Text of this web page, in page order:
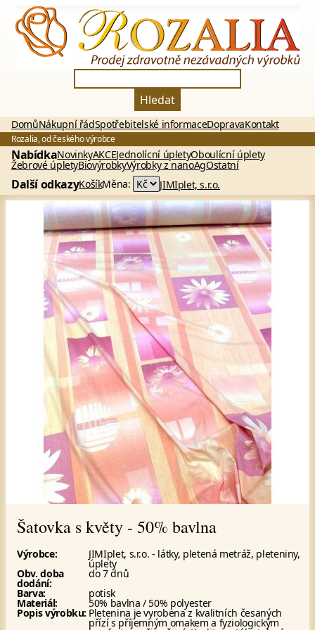
Hledat
DomůNákupní řádSpotřebitelské informaceDopravaKontakt
Rozalia, od českého výrobce
NabídkaNovinkyAKCEJednolícní úpletyOboulícní úplety
Žebrové úpletyBiovýrobkyVýrobky z nanoAgOstatní
Další odkazyKošíkMěna: JIMIplet, s.r.o.
Šatovka s květy - 50% bavlna
Výrobce: JIMIplet, s.r.o. - látky, pletená metráž, pleteniny,
úplety
Obv. doba
dodání:
do 7 dnů
Barva:
potisk
Materiál: 50% bavlna / 50% polyester
Popis výrobku: Pletenina je vyrobena z kvalitních česaných
přízí s příjemným omakem a fyziologickým